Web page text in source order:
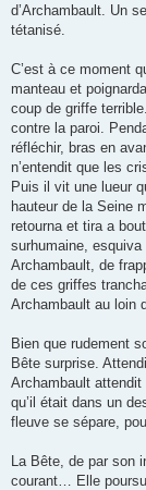
d’Archambault. Un
tétanisé.
C’est à ce moment
manteau et
coup de griffe
contre la paroi.
réfléchir, bras en
n’entendit que les
Puis il vit une lueur
hauteur de la Seine
retourna et tira a
surhumaine,
Archambault, de
de ces griffes
Archambault au loin
Bien que rudement
Bête surprise.
Archambault
qu’il était dans un
fleuve se sépare,
La Bête, de par son
courant… Elle